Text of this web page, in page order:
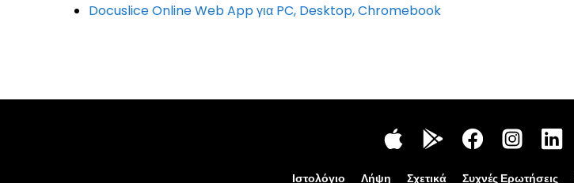
Docuslice Online Web App για PC, Desktop, Chromebook
Ιστολόγιο Λήψη Σχετικά Συχνές Ερωτήσεις